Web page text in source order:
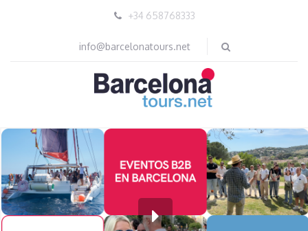
+34 658768333
info@barcelonatours.net